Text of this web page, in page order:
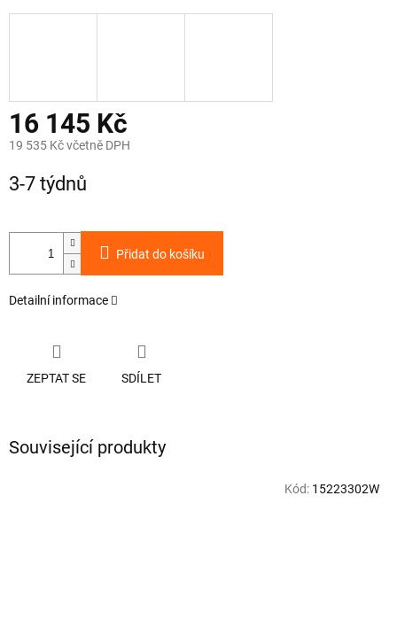
16 145 Kč
19 535 Kč včetně DPH
cena:
3-7 týdnů
Přidat do košíku
Detailní informace
ZEPTAT SE SDÍLET
Související produkty
Kód: 15223302W